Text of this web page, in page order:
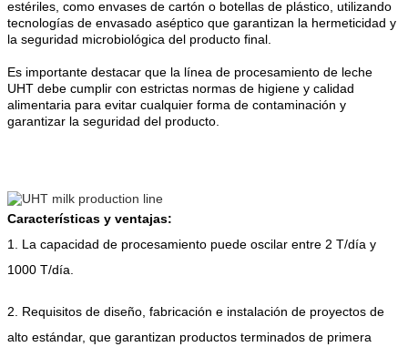
estériles, como envases de cartón o botellas de plástico, utilizando
tecnologías de envasado aséptico que garantizan la hermeticidad y
la seguridad microbiológica del producto final.
Es importante destacar que la línea de procesamiento de leche
UHT debe cumplir con estrictas normas de higiene y calidad
alimentaria para evitar cualquier forma de contaminación y
garantizar la seguridad del producto.
Características y ventajas:
1. La capacidad de procesamiento puede oscilar entre 2 T/día y
1000 T/día.
2. Requisitos de diseño, fabricación e instalación de proyectos de
alto estándar, que garantizan productos terminados de primera